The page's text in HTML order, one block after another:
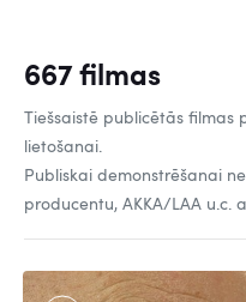
667 filmas
Tiešsaistē publicētās
lietošanai.
Publiskai demonstrēšanai
producentu, AKKA/LAA u.c.